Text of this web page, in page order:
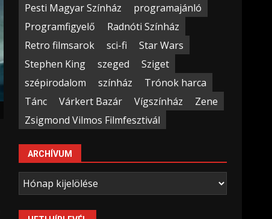
Pesti Magyar Színház
programajánló
Programfigyelő
Radnóti Színház
Retro filmsarok
sci-fi
Star Wars
Stephen King
szeged
Sziget
szépirodalom
színház
Trónok harca
Tánc
Várkert Bazár Vígszínház
Zene
Zsigmond Vilmos Filmfesztivál
ARCHÍVUM
Archívum